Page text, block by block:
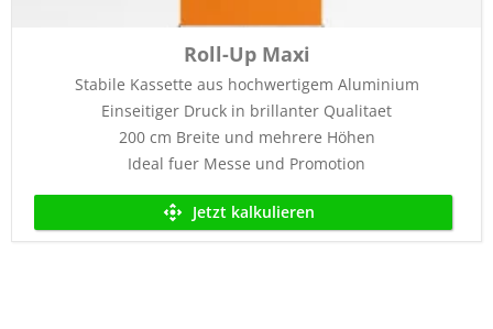
Roll-Up Maxi
Stabile Kassette aus hochwertigem Aluminium
Einseitiger Druck in brillanter Qualitaet
200 cm Breite und mehrere Höhen
Ideal fuer Messe und Promotion
Jetzt kalkulieren